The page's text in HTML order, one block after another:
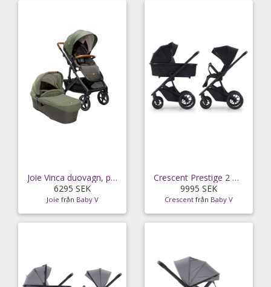
Joie Vinca duovagn, pine
6295 SEK
Joie från Baby V
Crescent Prestige 2 Classic duovagn, black
9995 SEK
Crescent från Baby V